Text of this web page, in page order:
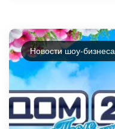
Новости шоу-бизнеса